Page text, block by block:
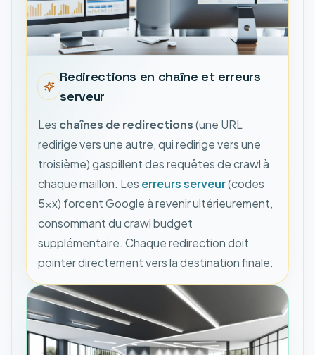
Redirections en chaîne et erreurs
serveur
Les chaînes de redirections(une URL
redirige vers une autre, qui redirige vers une
troisième) gaspillent des requêtes de crawl à
chaque maillon. Les erreurs serveur(codes
5xx) forcent Google à revenir ultérieurement,
consommant du crawl budget
supplémentaire. Chaque redirection doit
pointer directement vers la destination finale.